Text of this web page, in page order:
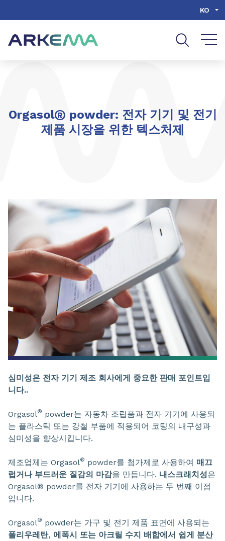
KO
Orgasol® powder: 전자 기기 및 전기
제품 시장을 위한 텍스처제
심미성은 전자 기기 제조 회사에게 중요한 판매 포인트입
니다..
Orgasol® powder는 자동차 조립품과 전자 기기에 사용되
는 플라스틱 또는 강철 부품에 적용되어 코팅의 내구성과
심미성을 향상시킵니다.
제조업체는 Orgasol® powder를 첨가제로 사용하여 매끄
럽거나 부드러운 질감의 마감을 만듭니다. 내스크래치성은
Orgasol® powder를 전자 기기에 사용하는 두 번째 이점
입니다.
Orgasol® powder는 가구 및 전기 제품 표면에 사용되는
폴리우레탄, 에폭시 또는 아크릴 수지 배합에서 쉽게 분산